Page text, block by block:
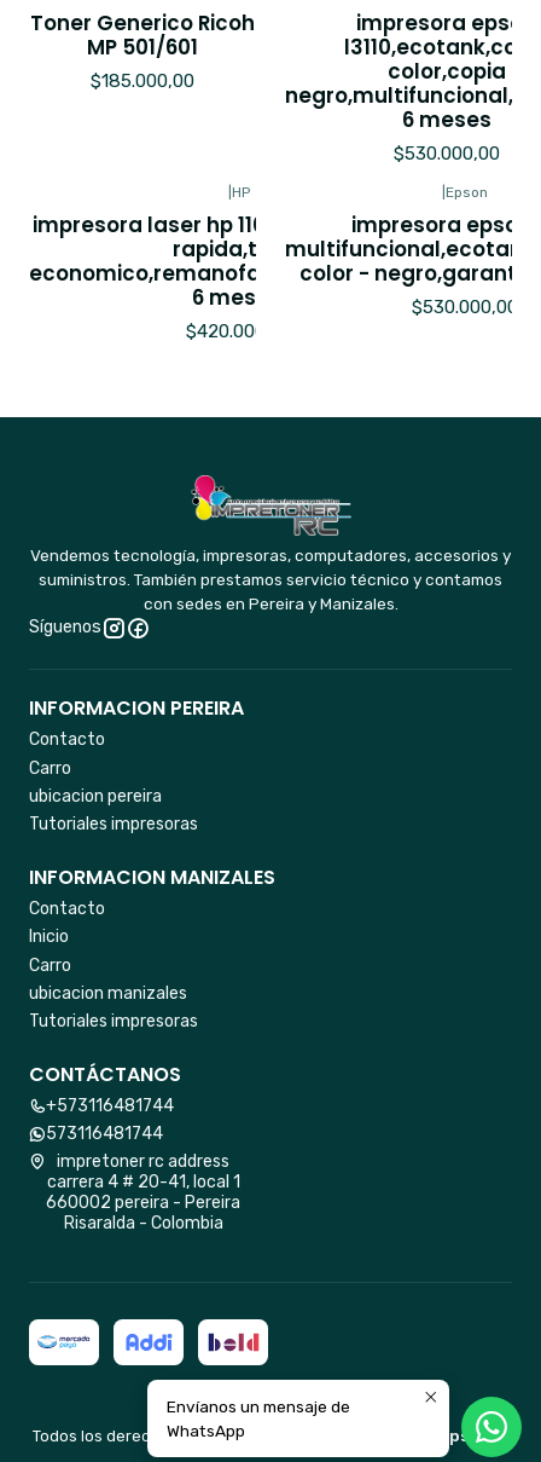
Toner Generico Ricoh
MP 501/601
$185.000,00
impresora epson
color,copia
6 meses
$530.000,00
HP
impresora laser hp 1102w,wifi,impresion
rapida,toner
economico,remanofacturada,garantia
6 meses.
$420.000,00
Epson
impresora epson
color - negro,garantia
$530.000,00
Vendemos tecnología, impresoras, computadores, accesorios y
suministros. También prestamos servicio técnico y contamos
con sedes en Pereira y Manizales.
Síguenos
INFORMACION PEREIRA
Contacto
Carro
ubicacion pereira
Tutoriales impresoras
INFORMACION MANIZALES
Contacto
Inicio
Carro
ubicacion manizales
Tutoriales impresoras
CONTÁCTANOS
+573116481744
573116481744
impretoner rc address
carrera 4 # 20-41, local 1
660002 pereira - Pereira
Risaralda - Colombia
2026 impretoner rc.
Todos los derechos reservados.
Desarrollado por Jumpseller.
Envíanos un mensaje de
WhatsApp